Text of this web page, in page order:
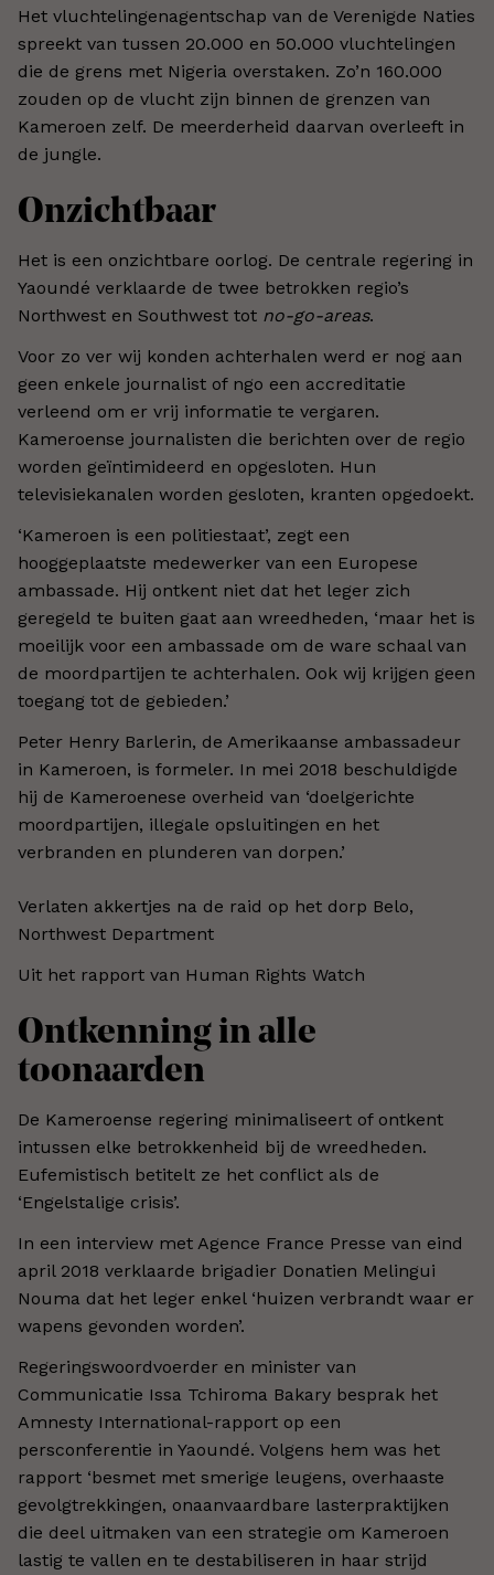
Het vluchtelingenagentschap van de Verenigde Naties
spreekt van tussen 20.000 en 50.000 vluchtelingen
die de grens met Nigeria overstaken. Zo’n 160.000
zouden op de vlucht zijn binnen de grenzen van
Kameroen zelf. De meerderheid daarvan overleeft in
de jungle.
Onzichtbaar
Het is een onzichtbare oorlog. De centrale regering in
Yaoundé verklaarde de twee betrokken regio’s
Northwest en Southwest tot no-go-areas.
Voor zo ver wij konden achterhalen werd er nog aan
geen enkele journalist of ngo een accreditatie
verleend om er vrij informatie te vergaren.
Kameroense journalisten die berichten over de regio
worden geïntimideerd en opgesloten. Hun
televisiekanalen worden gesloten, kranten opgedoekt.
‘Kameroen is een politiestaat’, zegt een
hooggeplaatste medewerker van een Europese
ambassade. Hij ontkent niet dat het leger zich
geregeld te buiten gaat aan wreedheden, ‘maar het is
moeilijk voor een ambassade om de ware schaal van
de moordpartijen te achterhalen. Ook wij krijgen geen
toegang tot de gebieden.’
Peter Henry Barlerin, de Amerikaanse ambassadeur
in Kameroen, is formeler. In mei 2018 beschuldigde
hij de Kameroenese overheid van ‘doelgerichte
moordpartijen, illegale opsluitingen en het
verbranden en plunderen van dorpen.’
Verlaten akkertjes na de raid op het dorp Belo,
Northwest Department
Uit het rapport van Human Rights Watch
Ontkenning in alle
toonaarden
De Kameroense regering minimaliseert of ontkent
intussen elke betrokkenheid bij de wreedheden.
Eufemistisch betitelt ze het conflict als de
‘Engelstalige crisis’.
In een interview met Agence France Presse van eind
april 2018 verklaarde brigadier Donatien Melingui
Nouma dat het leger enkel ‘huizen verbrandt waar er
wapens gevonden worden’.
Regeringswoordvoerder en minister van
Communicatie Issa Tchiroma Bakary besprak het
Amnesty International-rapport op een
persconferentie in Yaoundé. Volgens hem was het
rapport ‘besmet met smerige leugens, overhaaste
gevolgtrekkingen, onaanvaardbare lasterpraktijken
die deel uitmaken van een strategie om Kameroen
lastig te vallen en te destabiliseren in haar strijd